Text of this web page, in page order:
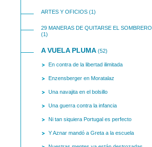
ARTES Y OFICIOS (1)
29 MANERAS DE QUITARSE EL SOMBRERO
(1)
A VUELA PLUMA (52)
En contra de la libertad ilimitada
Enzensberger en Moratalaz
Una navajita en el bolsillo
Una guerra contra la infancia
Ni tan siquiera Portugal es perfecto
Y Aznar mandó a Greta a la escuela